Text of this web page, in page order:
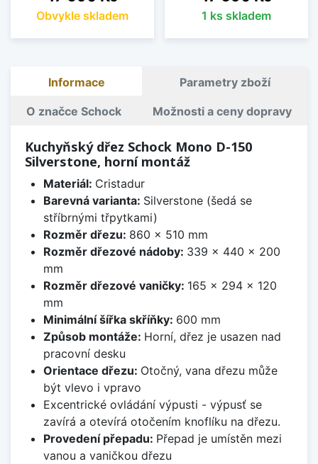
Obvykle skladem 1 ks skladem
Informace Parametry zboží
O značce Schock Možnosti a ceny dopravy
Kuchyňský dřez Schock Mono D-150
Silverstone, horní montáž
Materiál: Cristadur
Barevná varianta: Silverstone (šedá se
stříbrnými třpytkami)
Rozměr dřezu: 860 x 510 mm
Rozměr dřezové nádoby: 339 x 440 x 200
mm
Rozměr dřezové vaničky: 165 x 294 x 120
mm
Minimální šířka skříňky: 600 mm
Způsob montáže: Horní, dřez je usazen nad
pracovní desku
Orientace dřezu: Otočný, vana dřezu může
být vlevo i vpravo
Excentrické ovládání výpusti - výpusť se
zavírá a otevírá otočením knoflíku na dřezu.
Provedení přepadu: Přepad je umístěn mezi
vanou a vaničkou dřezu